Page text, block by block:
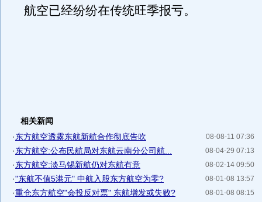
航空已经纷纷在传统旺季报亏。
相关新闻
08-08-11 07:36
·东方航空透露东航新航合作彻底告吹
08-04-29 07:13
·东方航空:公布民航局对东航云南分公司航...
08-02-14 09:50
·东方航空:淡马锡新航仍对东航有意
08-01-08 13:57
·"东航不值5港元" 中航入股东方航空为零?
08-01-08 08:15
·重仓东方航空"会投反对票" 东航增发或失败?